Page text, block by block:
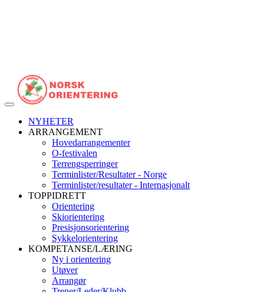
Veksle
navigasjonNYHETER
ARRANGEMENT
Hovedarrangementer
O-festivalen
Terrengsperringer
Terminlister/Resultater - Norge
Terminlister/resultater - Internasjonalt
TOPPIDRETT
Orientering
Skiorientering
Presisjonsorientering
Sykkelorientering
KOMPETANSE/LÆRING
Ny i orientering
Utøver
Arrangør